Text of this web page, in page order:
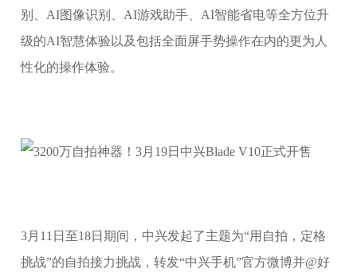
别、AI图像识别、AI游戏助手、AI智能省电等全方位升
级的AI智慧体验以及包括全面屏手势操作在内的更为人
性化的操作体验。
3月11日至18日期间，中兴发起了主题为“用自拍，定格
挑战”的自拍接力挑战，转发“中兴手机”官方微博并@好